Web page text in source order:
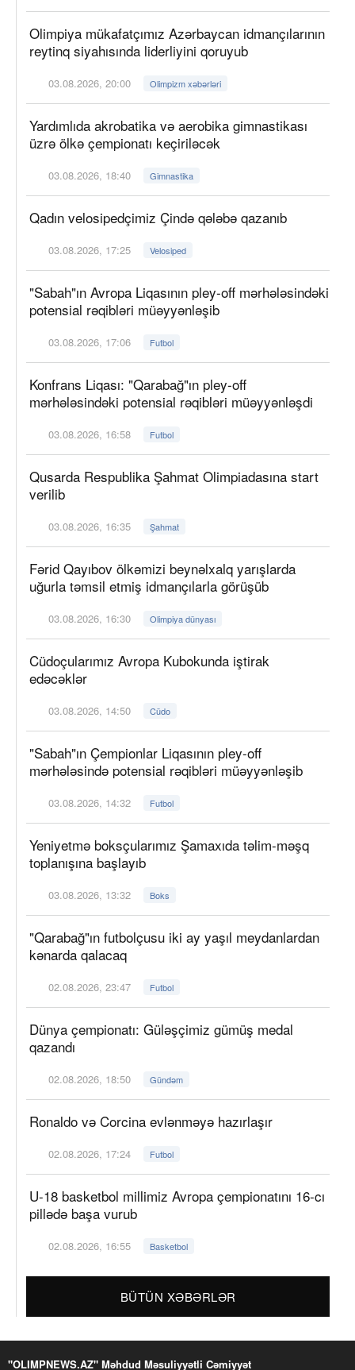
Olimpiya mükafatçımız Azərbaycan idmançılarının
reytinq siyahısında liderliyini qoruyub
03.08.2026, 20:00 Olimpizm xəbərləri
Yardımlıda akrobatika və aerobika gimnastikası
üzrə ölkə çempionatı keçiriləcək
03.08.2026, 18:40 Gimnastika
Qadın velosipedçimiz Çində qələbə qazanıb
03.08.2026, 17:25 Velosiped
"Sabah"ın Avropa Liqasının pley-off mərhələsindəki
potensial rəqibləri müəyyənləşib
03.08.2026, 17:06 Futbol
Konfrans Liqası: "Qarabağ"ın pley-off
mərhələsindəki potensial rəqibləri müəyyənləşdi
03.08.2026, 16:58 Futbol
Qusarda Respublika Şahmat Olimpiadasına start
verilib
03.08.2026, 16:35 Şahmat
Fərid Qayıbov ölkəmizi beynəlxalq yarışlarda
uğurla təmsil etmiş idmançılarla görüşüb
03.08.2026, 16:30 Olimpiya dünyası
Cüdoçularımız Avropa Kubokunda iştirak
edəcəklər
03.08.2026, 14:50 Cüdo
"Sabah"ın Çempionlar Liqasının pley-off
mərhələsində potensial rəqibləri müəyyənləşib
03.08.2026, 14:32 Futbol
Yeniyetmə boksçularımız Şamaxıda təlim-məşq
toplanışına başlayıb
03.08.2026, 13:32 Boks
"Qarabağ"ın futbolçusu iki ay yaşıl meydanlardan
kənarda qalacaq
02.08.2026, 23:47 Futbol
Dünya çempionatı: Güləşçimiz gümüş medal
qazandı
02.08.2026, 18:50 Gündəm
Ronaldo və Corcina evlənməyə hazırlaşır
02.08.2026, 17:24 Futbol
U-18 basketbol millimiz Avropa çempionatını 16-cı
pillədə başa vurub
02.08.2026, 16:55 Basketbol
BÜTÜN XƏBƏRLƏR
"OLIMPNEWS.AZ" Məhdud Məsuliyyətli Cəmiyyət